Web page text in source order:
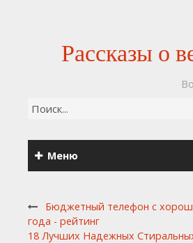
Рассказы о
Меню
Бюджетный телефон с
года - рейтинг
18 Лучших Надежных